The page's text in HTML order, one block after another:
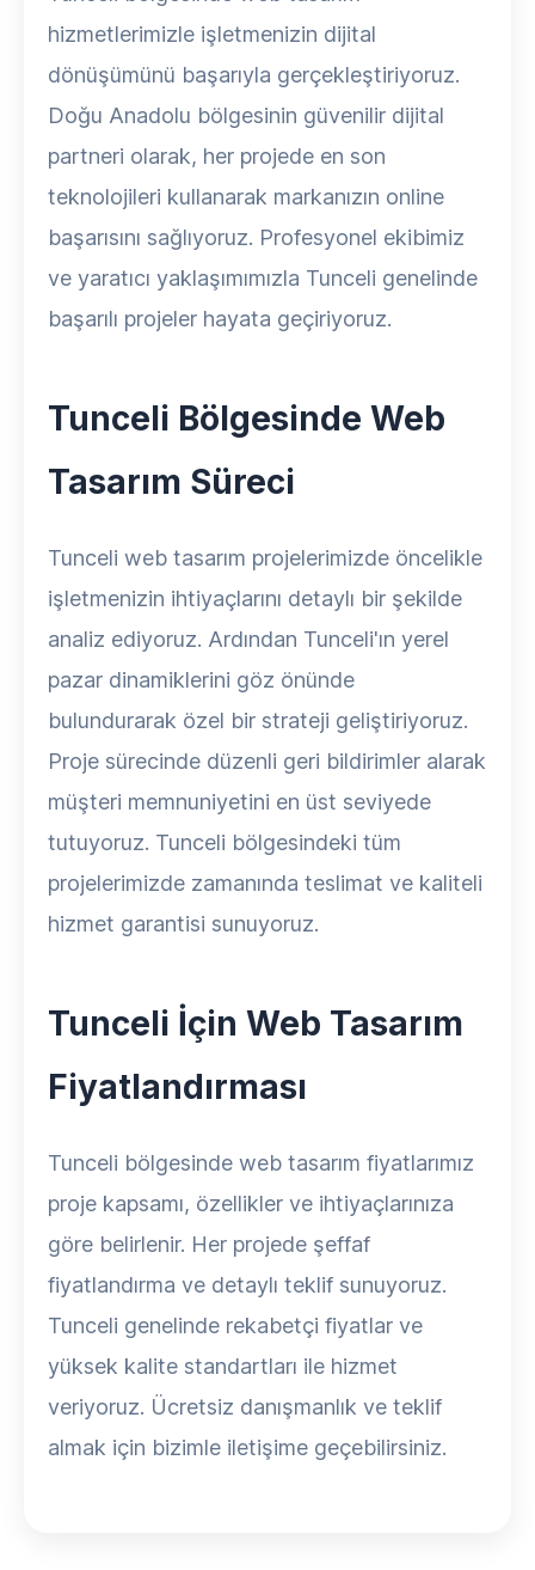
hizmetlerimizle işletmenizin dijital
dönüşümünü başarıyla gerçekleştiriyoruz.
Doğu Anadolu bölgesinin güvenilir dijital
partneri olarak, her projede en son
teknolojileri kullanarak markanızın online
başarısını sağlıyoruz. Profesyonel ekibimiz
ve yaratıcı yaklaşımımızla Tunceli genelinde
başarılı projeler hayata geçiriyoruz.
Tunceli Bölgesinde Web
Tasarım Süreci
Tunceli web tasarım projelerimizde öncelikle
işletmenizin ihtiyaçlarını detaylı bir şekilde
analiz ediyoruz. Ardından Tunceli'ın yerel
pazar dinamiklerini göz önünde
bulundurarak özel bir strateji geliştiriyoruz.
Proje sürecinde düzenli geri bildirimler alarak
müşteri memnuniyetini en üst seviyede
tutuyoruz. Tunceli bölgesindeki tüm
projelerimizde zamanında teslimat ve kaliteli
hizmet garantisi sunuyoruz.
Tunceli İçin Web Tasarım
Fiyatlandırması
Tunceli bölgesinde web tasarım fiyatlarımız
proje kapsamı, özellikler ve ihtiyaçlarınıza
göre belirlenir. Her projede şeffaf
fiyatlandırma ve detaylı teklif sunuyoruz.
Tunceli genelinde rekabetçi fiyatlar ve
yüksek kalite standartları ile hizmet
veriyoruz. Ücretsiz danışmanlık ve teklif
almak için bizimle iletişime geçebilirsiniz.